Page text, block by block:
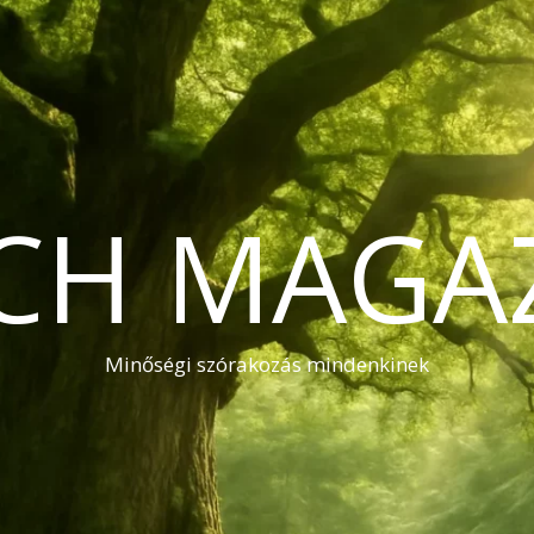
Minőségi szórakozás mindenkinek